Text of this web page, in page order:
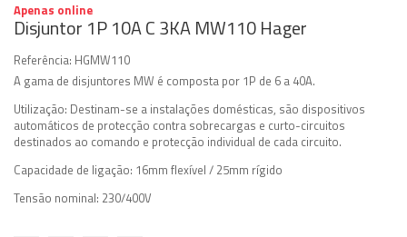
Apenas online
Disjuntor 1P 10A C 3KA MW110 Hager
Referência: HGMW110
A gama de disjuntores MW é composta por 1P de 6 a 40A.
Utilização: Destinam-se a instalações domésticas, são dispositivos
automáticos de protecção contra sobrecargas e curto-circuitos
destinados ao comando e protecção individual de cada circuito.
Capacidade de ligação: 16mm flexível / 25mm rígido
Tensão nominal: 230/400V